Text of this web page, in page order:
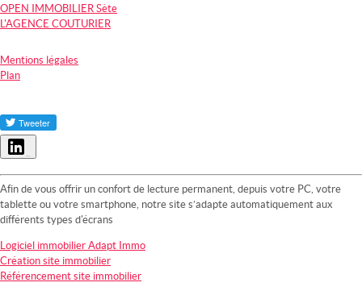
OPEN IMMOBILIER Sète
L'AGENCE COUTURIER
Mentions légales
Plan
Afin de vous offrir un confort de lecture permanent, depuis votre PC, votre
tablette ou votre smartphone, notre site s’adapte automatiquement aux
différents types d'écrans
Logiciel immobilier Adapt Immo
Création site immobilier
Référencement site immobilier